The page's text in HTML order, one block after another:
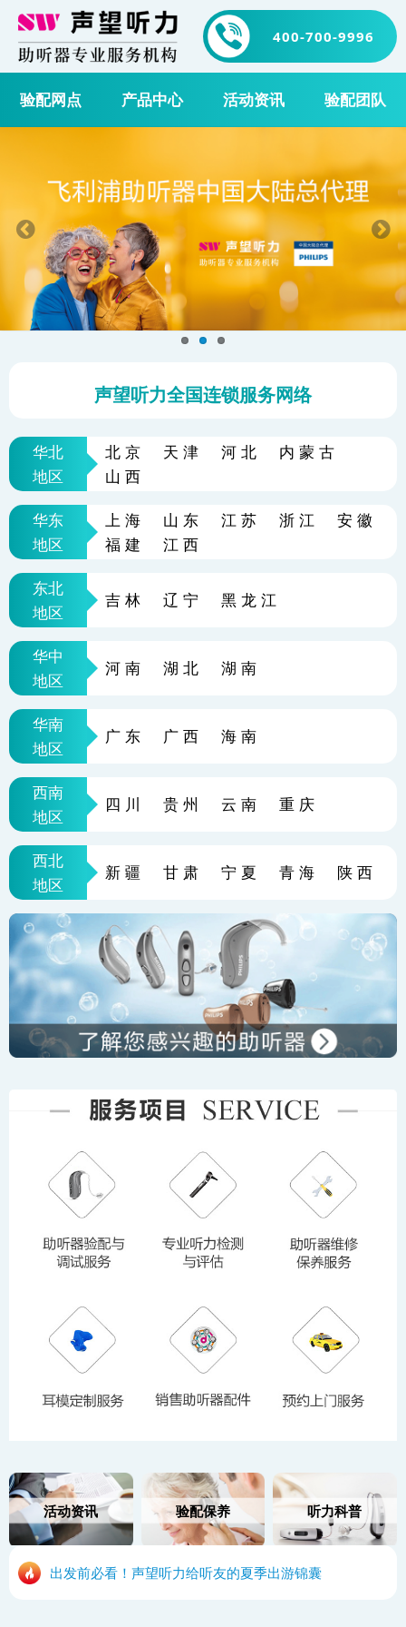
400-700-9996
验配网点 产品中心 活动资讯 验配团队
声望听力全国连锁服务网络
华北 北京 天津 河北
内蒙古
山西
地区
华东 上海 山东 江苏 浙江
安徽
福建
江西
地区
东北
吉林 辽宁 黑龙江
地区
华中
河南 湖北 湖南
地区
华南
广东 广西 海南
地区
西南
四川 贵州 云南 重庆
地区
西北
新疆 甘肃 宁夏 青海 陕西
地区
活动资讯 验配保养 听力科普
出发前必看！声望听力给听友的夏季出游锦囊